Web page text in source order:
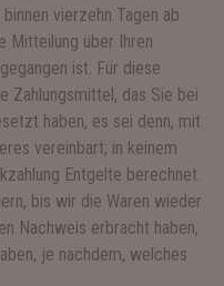
vierzehn Tagen ab
Mitteilung über Ihren
ist. Für diese
Zahlungsmittel, das Sie bei
haben, es sei denn, mit
vereinbart; in keinem
Entgelte berechnet.
bis wir die Waren wieder
Nachweis erbracht haben,
je nachdem, welches